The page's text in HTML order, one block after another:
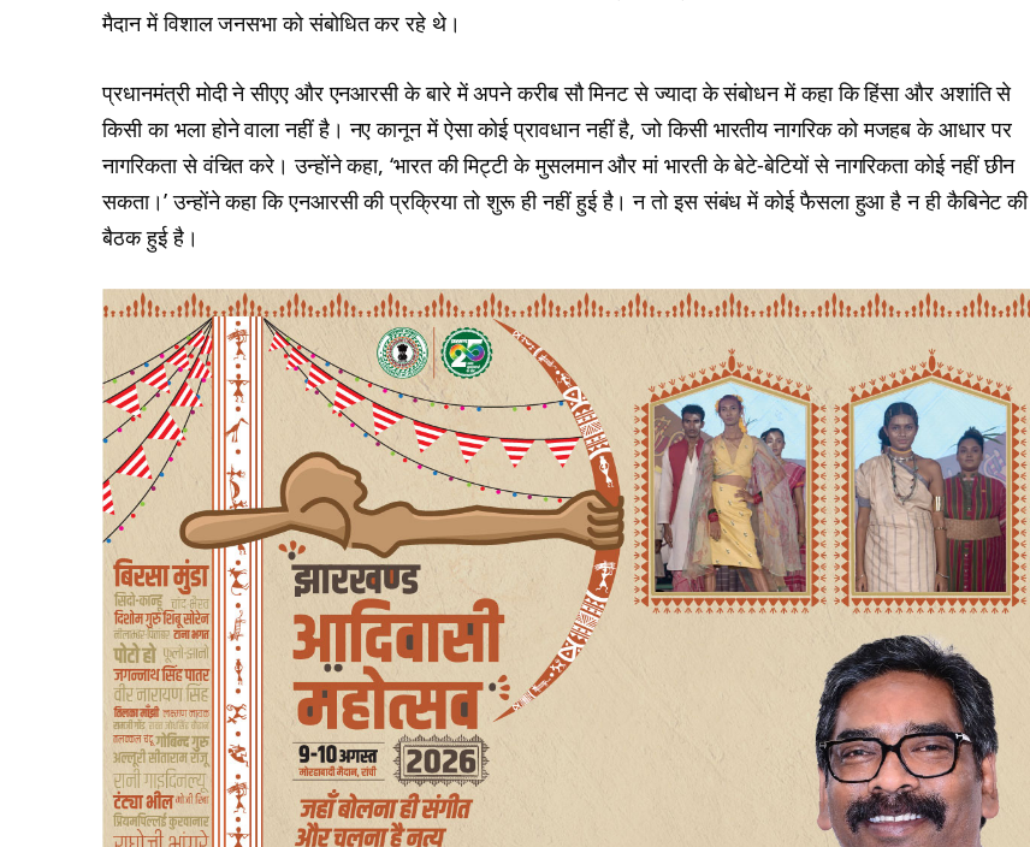
मैदान में विशाल जनसभा को संबोधित कर रहे थे।
प्रधानमंत्री मोदी ने सीएए और एनआरसी के बारे में अपने करीब सौ मिनट से ज्यादा के संबोधन में कहा कि हिंसा और अशांति से
किसी का भला होने वाला नहीं है। नए कानून में ऐसा कोई प्रावधान नहीं है, जो किसी भारतीय नागरिक को मजहब के आधार पर
नागरिकता से वंचित करे। उन्होंने कहा, ‘भारत की मिट्टी के मुसलमान और मां भारती के बेटे-बेटियों से नागरिकता कोई नहीं छीन
सकता।’ उन्होंने कहा कि एनआरसी की प्रक्रिया तो शुरू ही नहीं हुई है। न तो इस संबंध में कोई फैसला हुआ है न ही कैबिनेट की
बैठक हुई है।